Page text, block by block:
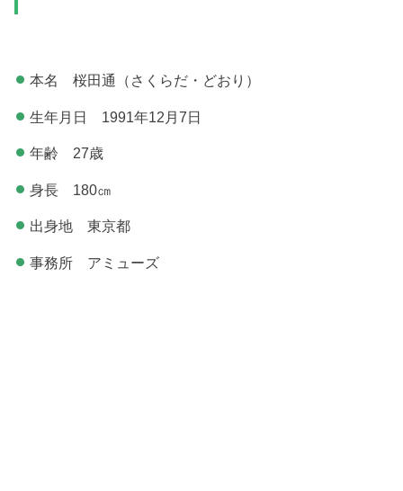
本名 桜田通（さくらだ・どおり）
生年月日 1991年12月7日
年齢 27歳
身長 180㎝
出身地 東京都
事務所 アミューズ